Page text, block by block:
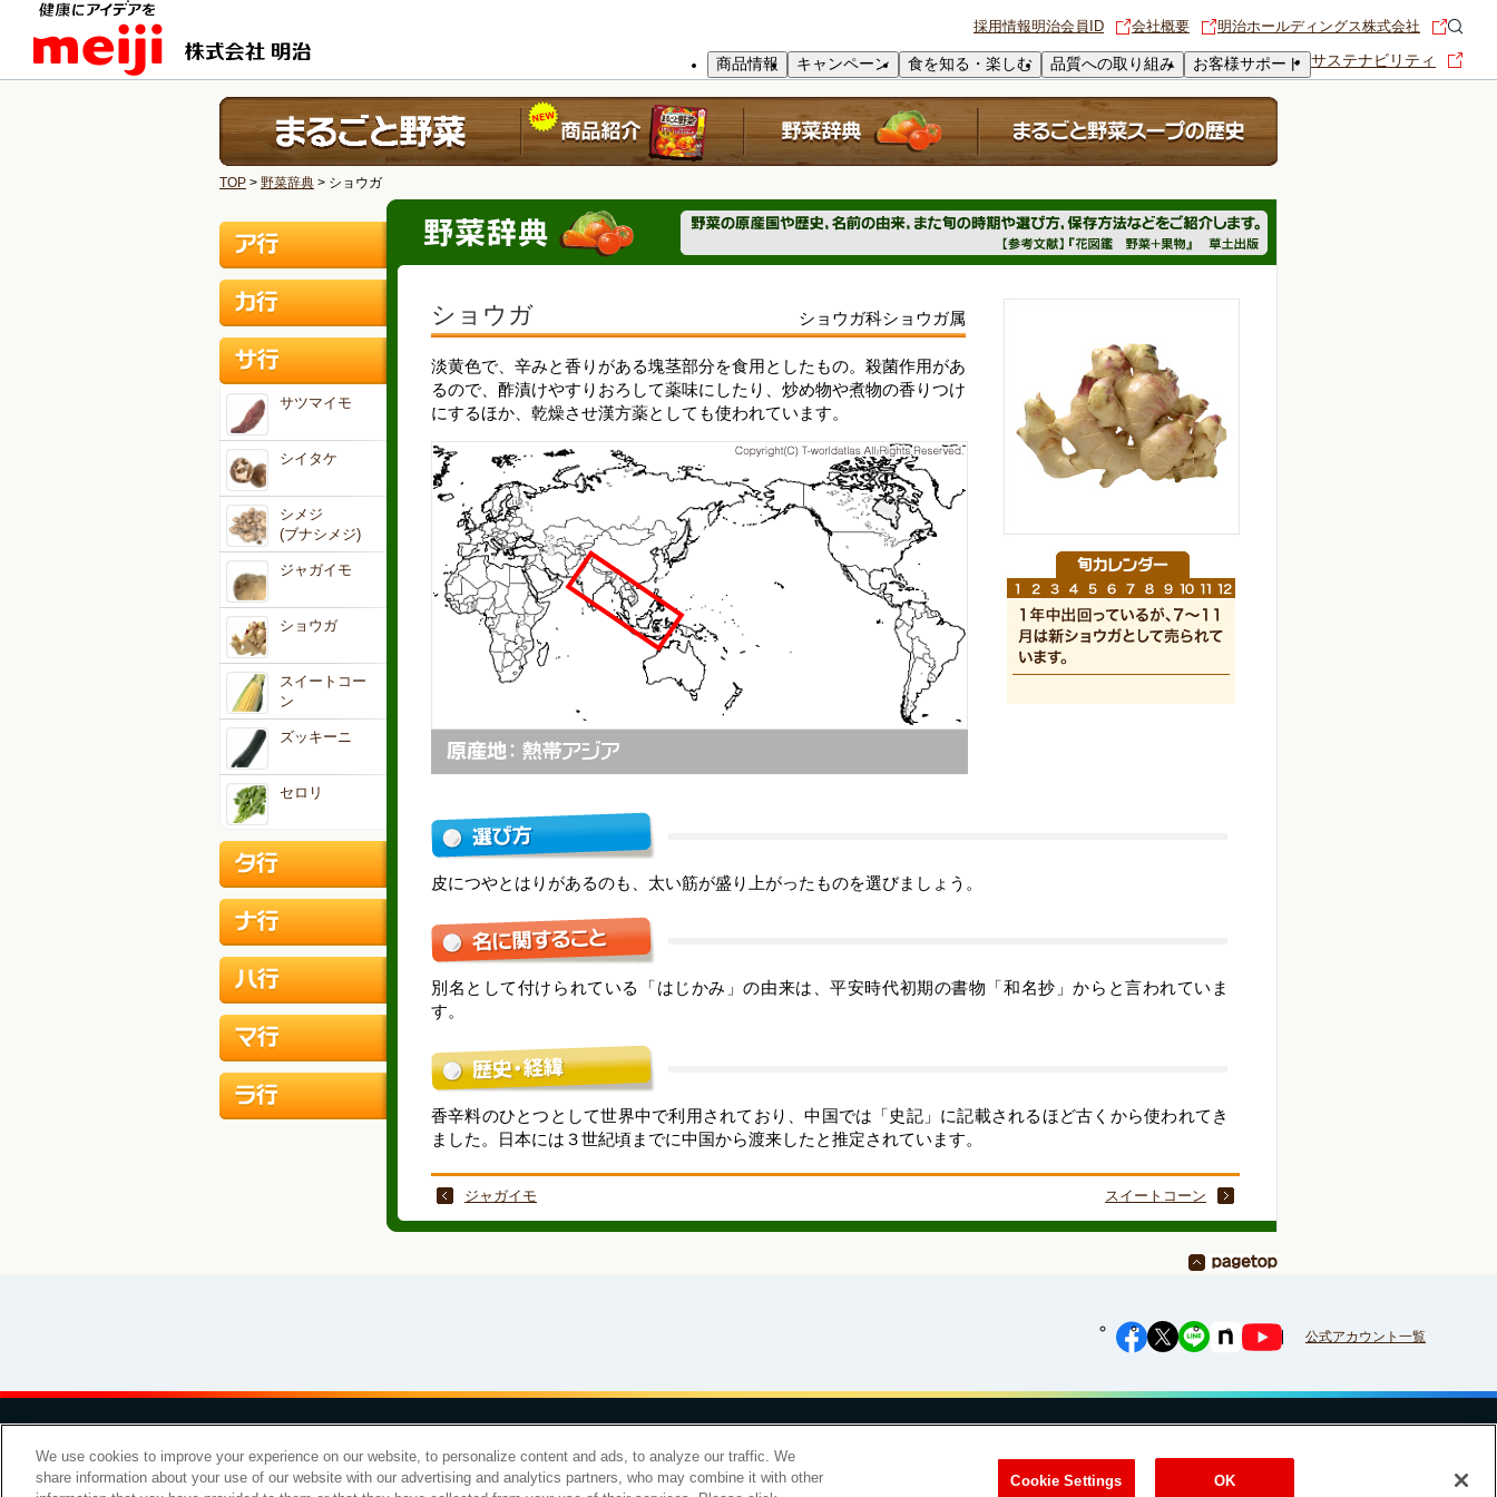
商品情報 キャンペーン 食を知る・楽しむ 品質への取り組み お客様サポート サステナビリティ
採用情報明治会員ID 会社概要 明治ホールディングス株式会社
TOP > 野菜辞典 > ショウガ
ショウガ ショウガ科ショウガ属
淡黄色で、辛みと香りがある塊茎部分を食用としたもの。殺菌作用があ
るので、酢漬けやすりおろして薬味にしたり、炒め物や煮物の香りつけ
にするほか、乾燥させ漢方薬としても使われています。
皮につやとはりがあるのも、太い筋が盛り上がったものを選びましょう。
別名として付けられている「はじかみ」の由来は、平安時代初期の書物「和名抄」からと言われていま
す。
香辛料のひとつとして世界中で利用されており、中国では「史記」に記載されるほど古くから使われてき
ました。日本には３世紀頃までに中国から渡来したと推定されています。
ジャガイモ スイートコーン
サツマイモ
シイタケ
シメジ
(ブナシメジ)
ジャガイモ
ショウガ
スイートコー
ン
ズッキーニ
セロリ
公式アカウント一覧
We use cookies to improve your experience on our website, to personalize content and ads, to analyze our traffic. We
share information about your use of our website with our advertising and analytics partners, who may combine it with other
Cookie Settings OK